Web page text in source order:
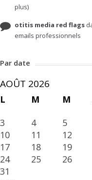
plus)
otitis media red flags
emails professionnels
Par date
AOÛT 2026
L M M
3
4 5
10
11 12
17
18 19
24
25 26
31